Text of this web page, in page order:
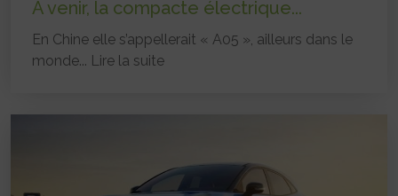
A venir, la compacte électrique...
En Chine elle s’appellerait « A05 », ailleurs dans le
monde... Lire la suite